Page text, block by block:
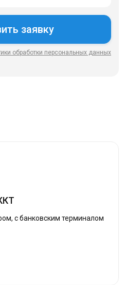
обработки персональных данных
с банковским терминалом